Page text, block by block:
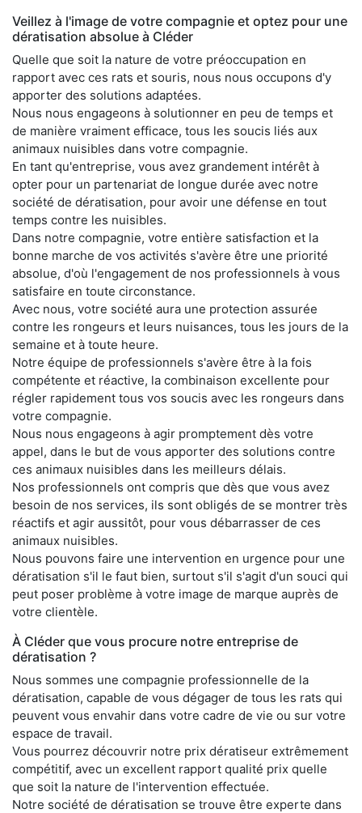
Veillez à l'image de votre compagnie et optez pour une
dératisation absolue à Cléder
Quelle que soit la nature de votre préoccupation en
rapport avec ces rats et souris, nous nous occupons d'y
apporter des solutions adaptées.
Nous nous engageons à solutionner en peu de temps et
de manière vraiment efficace, tous les soucis liés aux
animaux nuisibles dans votre compagnie.
En tant qu'entreprise, vous avez grandement intérêt à
opter pour un partenariat de longue durée avec notre
société de dératisation, pour avoir une défense en tout
temps contre les nuisibles.
Dans notre compagnie, votre entière satisfaction et la
bonne marche de vos activités s'avère être une priorité
absolue, d'où l'engagement de nos professionnels à vous
satisfaire en toute circonstance.
Avec nous, votre société aura une protection assurée
contre les rongeurs et leurs nuisances, tous les jours de la
semaine et à toute heure.
Notre équipe de professionnels s'avère être à la fois
compétente et réactive, la combinaison excellente pour
régler rapidement tous vos soucis avec les rongeurs dans
votre compagnie.
Nous nous engageons à agir promptement dès votre
appel, dans le but de vous apporter des solutions contre
ces animaux nuisibles dans les meilleurs délais.
Nos professionnels ont compris que dès que vous avez
besoin de nos services, ils sont obligés de se montrer très
réactifs et agir aussitôt, pour vous débarrasser de ces
animaux nuisibles.
Nous pouvons faire une intervention en urgence pour une
dératisation s'il le faut bien, surtout s'il s'agit d'un souci qui
peut poser problème à votre image de marque auprès de
votre clientèle.
À Cléder que vous procure notre entreprise de
dératisation ?
Nous sommes une compagnie professionnelle de la
dératisation, capable de vous dégager de tous les rats qui
peuvent vous envahir dans votre cadre de vie ou sur votre
espace de travail.
Vous pourrez découvrir notre prix dératiseur extrêmement
compétitif, avec un excellent rapport qualité prix quelle
que soit la nature de l'intervention effectuée.
Notre société de dératisation se trouve être experte dans